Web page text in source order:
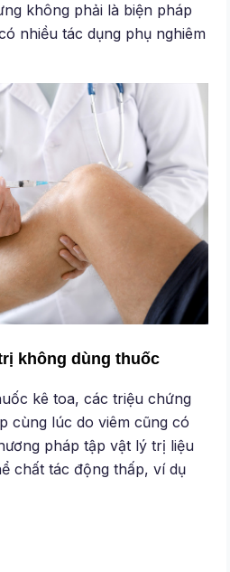
không phải là biện pháp
nhiều tác dụng phụ nghiêm
không dùng thuốc
kê toa, các triệu chứng
cùng lúc do viêm cũng có
pháp tập vật lý trị liệu
chất tác động thấp, ví dụ